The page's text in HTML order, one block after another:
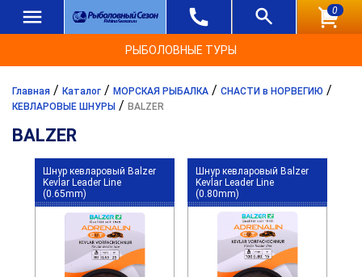
0
РЫБОЛОВНЫЕ ТУРЫ
Главная / Каталог / МОРСКАЯ РЫБАЛКА / СНАСТИ в НОРВЕГИЮ /
КЕВЛАРОВЫЕ ШНУРЫ / BALZER
BALZER
Шнур кевларовый Balzer
Kevlar Leader Line
(0.65mm)
Шнур кевларовый Balzer
Kevlar Leader Line
(0.80mm)